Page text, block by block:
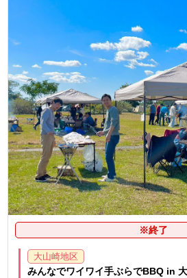
※終了
大山崎地区
みんなでワイワイ手ぶらでBBQ in